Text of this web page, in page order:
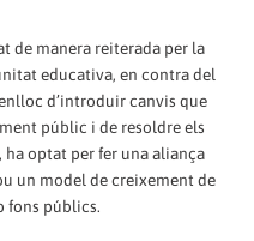
de manera reiterada per la
educativa, en contra del
d’introduir canvis que
públic i de resoldre els
optat per fer una aliança
un model de creixement de
fons públics.